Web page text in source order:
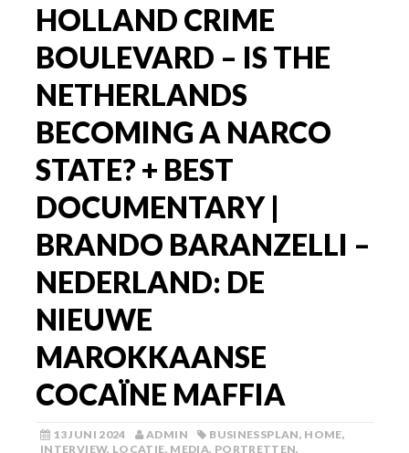
HOLLAND CRIME
BOULEVARD – IS THE
NETHERLANDS
BECOMING A NARCO
STATE? + BEST
DOCUMENTARY |
BRANDO BARANZELLI –
NEDERLAND: DE
NIEUWE
MAROKKAANSE
COCAÏNE MAFFIA
13 JUNI 2024 ADMIN BUSINESSPLAN, HOME,
INTERVIEW, LOCATIE, MEDIA, PORTRETTEN,